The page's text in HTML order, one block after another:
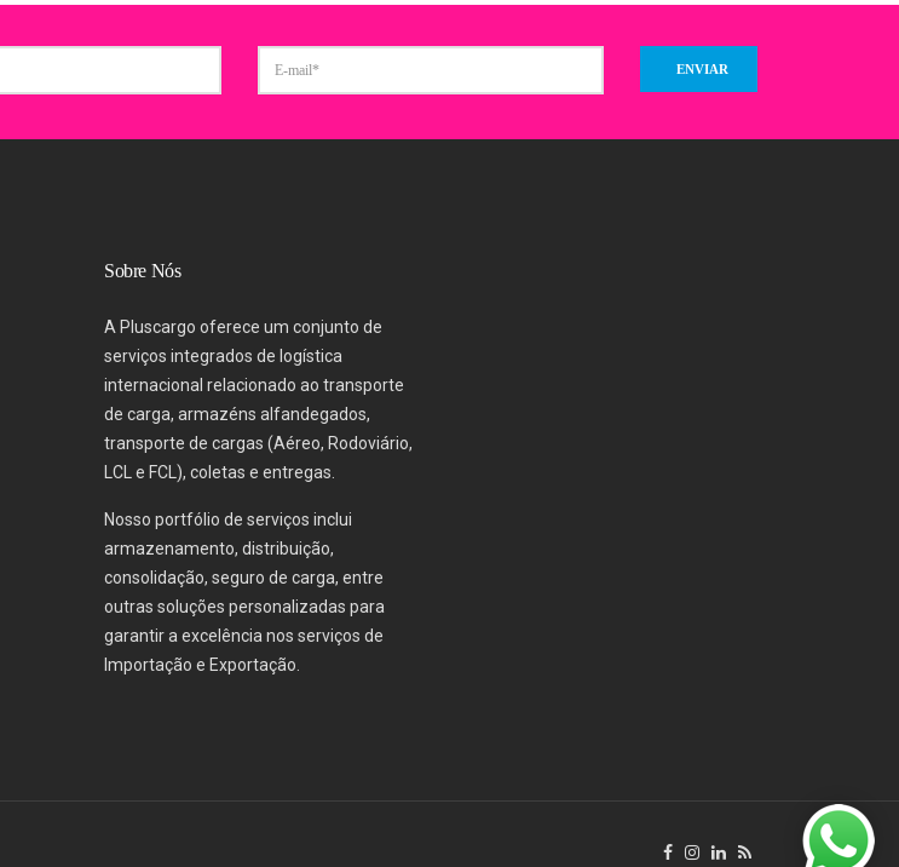
Sobre Nós
A Pluscargo oferece um conjunto de
serviços integrados de logística
internacional relacionado ao transporte
de carga, armazéns alfandegados,
transporte de cargas (Aéreo, Rodoviário,
LCL e FCL), coletas e entregas.
Nosso portfólio de serviços inclui
armazenamento, distribuição,
consolidação, seguro de carga, entre
outras soluções personalizadas para
garantir a excelência nos serviços de
Importação e Exportação.